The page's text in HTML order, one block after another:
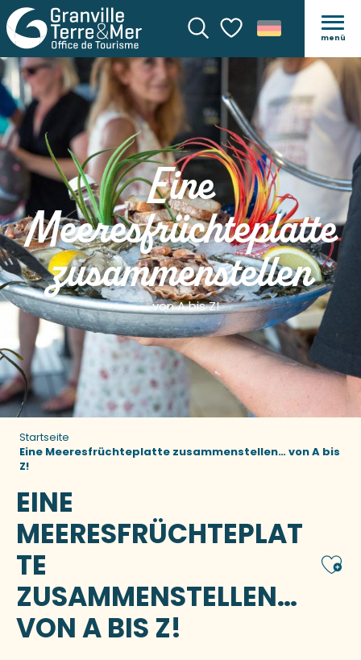
SucheVoir les favoris
menü
Eine
Meeresfrüchteplatte
zusammenstellen
... von A bis Z!
Startseite
Eine Meeresfrüchteplatte zusammenstellen… von A bis
Z!
EINE
MEERESFRÜCHTEPLAT
TE
ZUSAMMENSTELLEN…
VON A BIS Z!